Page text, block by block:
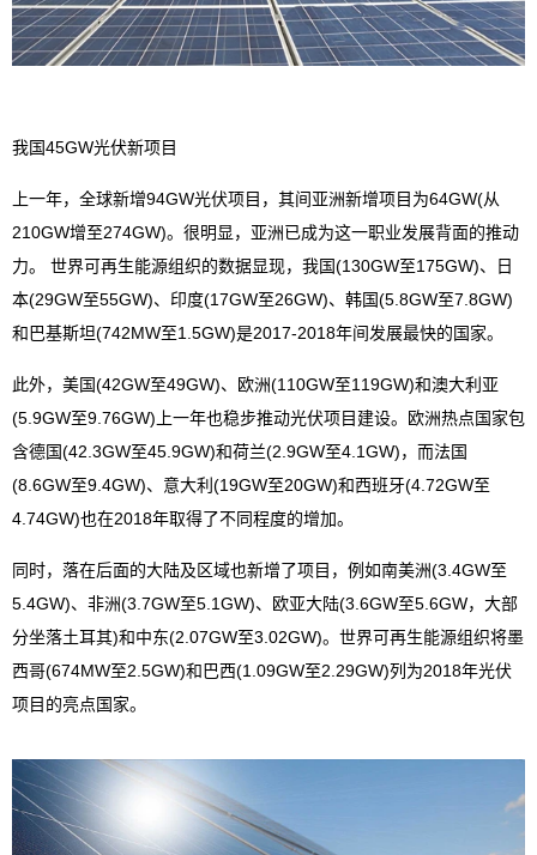
我国45GW光伏新项目
上一年，全球新增94GW光伏项目，其间亚洲新增项目为64GW(从
210GW增至274GW)。很明显，亚洲已成为这一职业发展背面的推动
力。 世界可再生能源组织的数据显现，我国(130GW至175GW)、日
本(29GW至55GW)、印度(17GW至26GW)、韩国(5.8GW至7.8GW)
和巴基斯坦(742MW至1.5GW)是2017-2018年间发展最快的国家。
此外，美国(42GW至49GW)、欧洲(110GW至119GW)和澳大利亚
(5.9GW至9.76GW)上一年也稳步推动光伏项目建设。欧洲热点国家包
含德国(42.3GW至45.9GW)和荷兰(2.9GW至4.1GW)，而法国
(8.6GW至9.4GW)、意大利(19GW至20GW)和西班牙(4.72GW至
4.74GW)也在2018年取得了不同程度的增加。
同时，落在后面的大陆及区域也新增了项目，例如南美洲(3.4GW至
5.4GW)、非洲(3.7GW至5.1GW)、欧亚大陆(3.6GW至5.6GW，大部
分坐落土耳其)和中东(2.07GW至3.02GW)。世界可再生能源组织将墨
西哥(674MW至2.5GW)和巴西(1.09GW至2.29GW)列为2018年光伏
项目的亮点国家。